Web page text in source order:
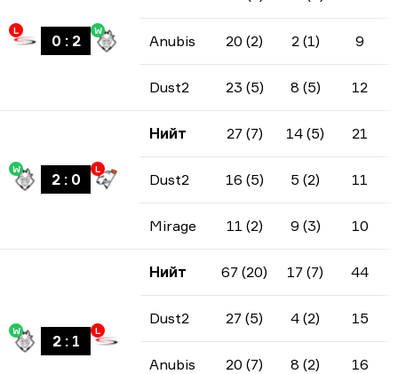
L
0 : 2
W
Anubis 20 (2) 2 (1) 9
Dust2 23 (5) 8 (5) 12
W
2: 0
L
Нийт 27 (7) 14 (5) 21
Dust2 16 (5) 5 (2) 11
Mirage 11 (2) 9 (3) 10
W
2: 1
L
Нийт 67 (20) 17 (7) 44
Dust2 27 (5) 4 (2) 15
Anubis 20 (7) 8 (2) 16